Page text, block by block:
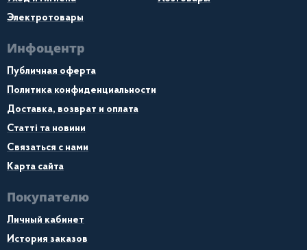
Электротовары
Инфоцентр
Публичная оферта
Политика конфиденциальности
Доставка, возврат и оплата
Статті та новини
Связаться с нами
Карта сайта
Покупателю
Личный кабинет
История заказов